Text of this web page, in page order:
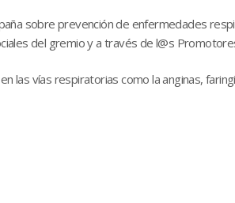
sobre prevención de enfermedades
del gremio y a través de l@s
las vías respiratorias como la anginas,